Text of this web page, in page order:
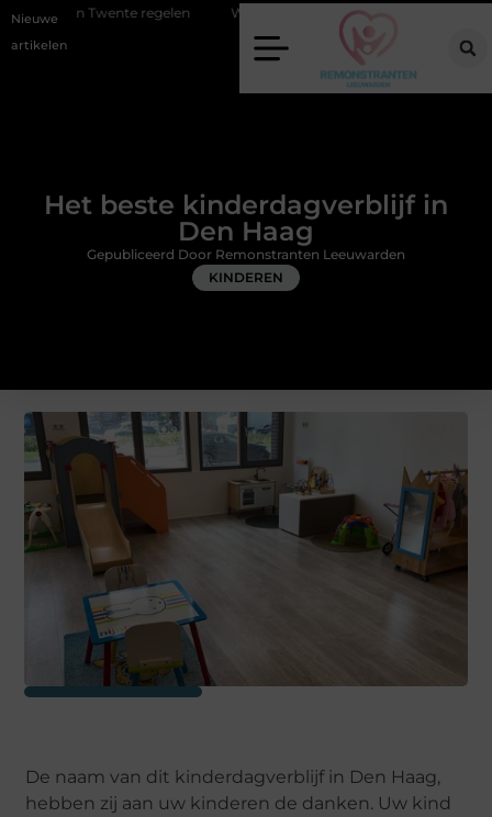
Nieuwe
artikelen
regelen Wat zero-click search betekent voor de toekomst van
Het beste kinderdagverblijf in
Den Haag
KINDEREN
Gepubliceerd Door Remonstranten Leeuwarden
De naam van dit kinderdagverblijf in Den Haag,
hebben zij aan uw kinderen de danken. Uw kind